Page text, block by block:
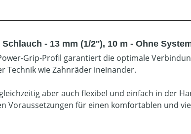
- 13 mm (1/2''), 10 m - Ohne
Grip-Profil garantiert die optimale
Technik wie Zahnräder ineinander.
aber auch flexibel und einfach in der
Voraussetzungen für einen komfortablen und